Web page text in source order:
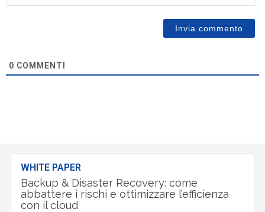
0 COMMENTI
WHITE PAPER
Backup & Disaster Recovery: come
abbattere i rischi e ottimizzare l’efficienza
con il cloud